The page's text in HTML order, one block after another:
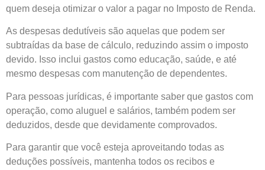
quem deseja otimizar o valor a pagar no Imposto de Renda.
As despesas dedutíveis são aquelas que podem ser
subtraídas da base de cálculo, reduzindo assim o imposto
devido. Isso inclui gastos como educação, saúde, e até
mesmo despesas com manutenção de dependentes.
Para pessoas jurídicas, é importante saber que gastos com
operação, como aluguel e salários, também podem ser
deduzidos, desde que devidamente comprovados.
Para garantir que você esteja aproveitando todas as
deduções possíveis, mantenha todos os recibos e